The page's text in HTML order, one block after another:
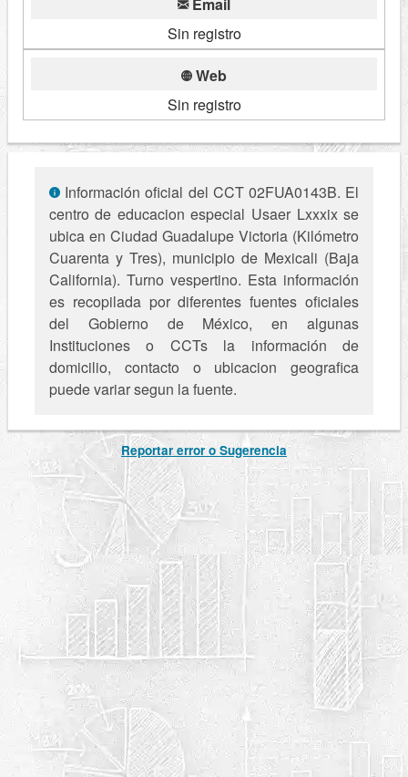
Email
Sin registro
Web
Sin registro
Información oficial del CCT 02FUA0143B. El
centro de educacion especial Usaer Lxxxix se
ubica en Ciudad Guadalupe Victoria (Kilómetro
Cuarenta y Tres), municipio de Mexicali (Baja
California). Turno vespertino. Esta información
es recopilada por diferentes fuentes oficiales
del Gobierno de México, en algunas
Instituciones o CCTs la información de
domicilio, contacto o ubicacion geografica
puede variar segun la fuente.
Reportar error o Sugerencia